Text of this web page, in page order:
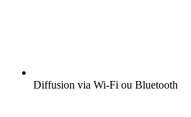
Diffusion via Wi-Fi ou Bluetooth